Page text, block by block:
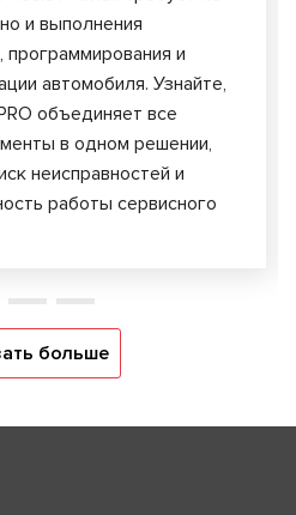
и выполнения
и
автомобиля. Узнайте,
объединяет все
в одном решении,
неисправностей и
работы сервисного
больше